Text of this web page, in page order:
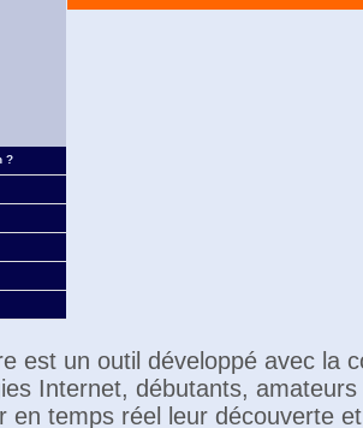
?
est un outil développé avec la
Internet, débutants,
en temps réel leur découverte